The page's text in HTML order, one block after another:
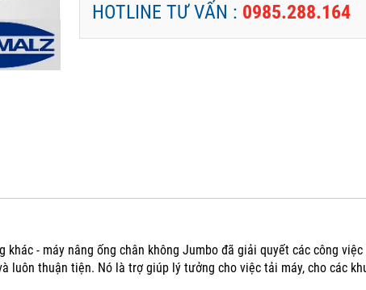
HOTLINE TƯ VẤN : 0985.288.164
khác - máy nâng ống chân không Jumbo đã giải quyết các công
luôn thuận tiện. Nó là trợ giúp lý tưởng cho việc tải máy, cho các